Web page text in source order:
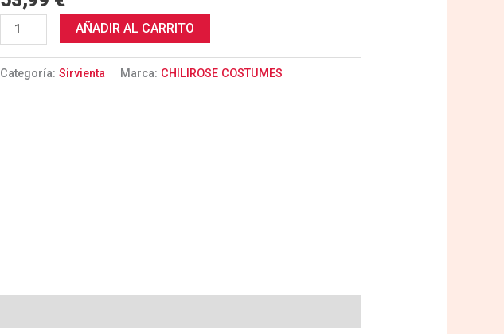
cantidad
AÑADIR AL CARRITO
Categoría:Sirvienta Marca: CHILIROSE COSTUMES